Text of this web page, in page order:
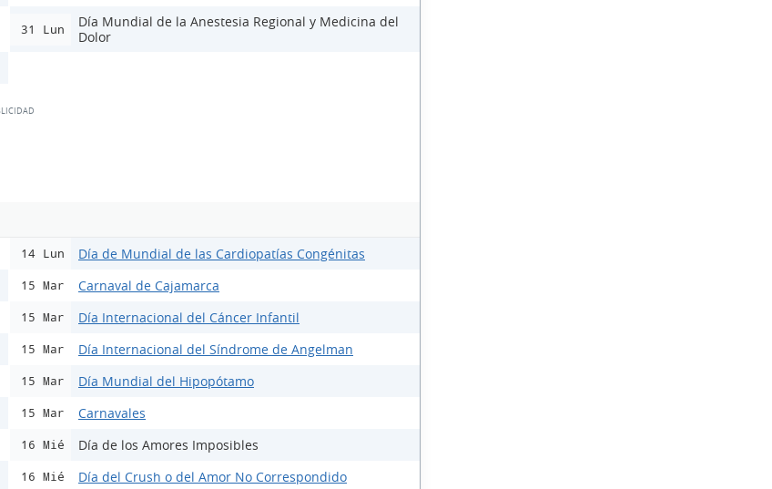
31 Lun
Día Mundial de la Anestesia Regional y Medicina del
Dolor
14 Lun Día de Mundial de las Cardiopatías Congénitas
15 Mar Carnaval de Cajamarca
15 Mar Día Internacional del Cáncer Infantil
15 Mar Día Internacional del Síndrome de Angelman
15 Mar Día Mundial del Hipopótamo
15 Mar Carnavales
16 Mié Día de los Amores Imposibles
16 Mié Día del Crush o del Amor No Correspondido